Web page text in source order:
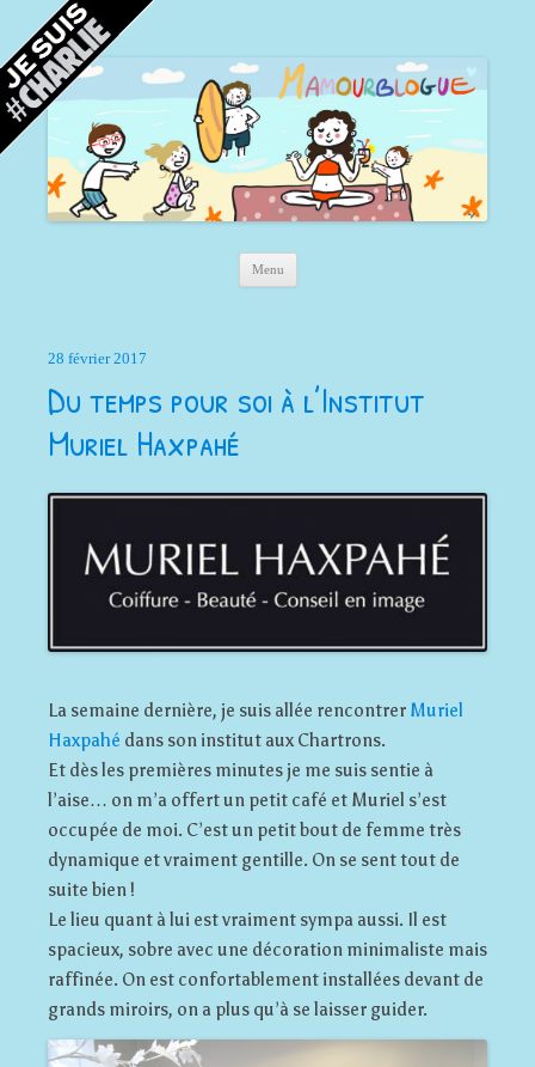
Mamour blogue
Blog d'une maman à Bordeaux, du sable, des coquillages… et la mer !
Menu Aller au contenu principal
28 février 2017
Du temps pour soi à l’Institut
Muriel Haxpahé
La semaine dernière, je suis allée rencontrer Muriel
Haxpahé dans son institut aux Chartrons.
Et dès les premières minutes je me suis sentie à
l’aise… on m’a offert un petit café et Muriel s’est
occupée de moi. C’est un petit bout de femme très
dynamique et vraiment gentille. On se sent tout de
suite bien !
Le lieu quant à lui est vraiment sympa aussi. Il est
spacieux, sobre avec une décoration minimaliste mais
raffinée. On est confortablement installées devant de
grands miroirs, on a plus qu’à se laisser guider.